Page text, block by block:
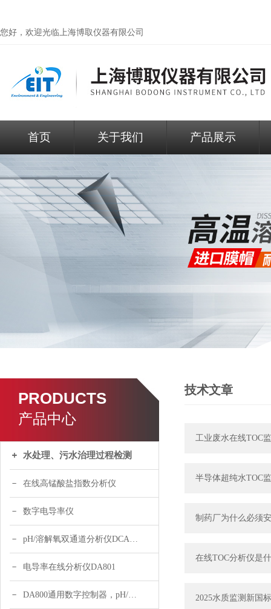
您好，欢迎光临上海博取仪器有限公司
首页 关于我们 产品展示
PRODUCTS
产品中心
水处理、污水治理过程检测
在线高锰酸盐指数分析仪
数字电导率仪
pH/溶解氧双通道分析仪DCA120
电导率在线分析仪DA801
DA800通用数字控制器，pH/DO/ORP多参数
技术文章
工业废水在线TOC
半导体超纯水TOC
制药厂为什么必须
在线TOC分析仪是
2025水质监测新国